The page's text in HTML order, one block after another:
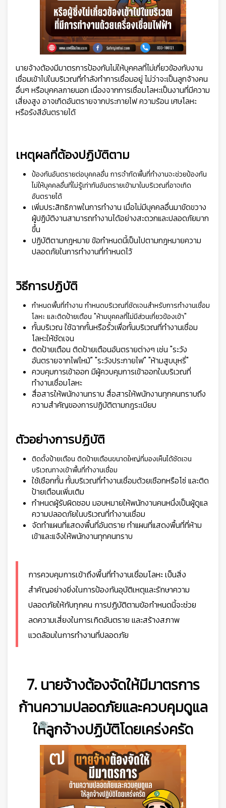
นายจ้างต้องมีมาตรการป้องกันไม่ให้บุคคลที่ไม่เกี่ยวข้องกับงาน
เชื่อมเข้าไปในบริเวณที่กำลังทำการเชื่อมอยู่ ไม่ว่าจะเป็นลูกจ้างคน
อื่นๆ หรือบุคคลภายนอก เนื่องจากการเชื่อมโลหะเป็นงานที่มีความ
เสี่ยงสูง อาจเกิดอันตรายจากประกายไฟ ความร้อน เศษโลหะ
หรือรังสีอันตรายได้
เหตุผลที่ต้องปฏิบัติตาม
ป้องกันอันตรายต่อบุคคลอื่น การจำกัดพื้นที่ทำงานจะช่วยป้องกัน
ไม่ให้บุคคลอื่นที่ไม่รู้เท่าทันอันตรายเข้ามาในบริเวณที่อาจเกิด
อันตรายได้
เพิ่มประสิทธิภาพในการทำงาน เมื่อไม่มีบุคคลอื่นมาขัดขวาง
ผู้ปฏิบัติงานสามารถทำงานได้อย่างสะดวกและปลอดภัยมาก
ขึ้น
ปฏิบัติตามกฎหมาย ข้อกำหนดนี้เป็นไปตามกฎหมายความ
ปลอดภัยในการทำงานที่กำหนดไว้
วิธีการปฏิบัติ
กำหนดพื้นที่ทำงาน กำหนดบริเวณที่ชัดเจนสำหรับการทำงานเชื่อม
โลหะ และติดป้ายเตือน "ห้ามบุคคลที่ไม่มีส่วนเกี่ยวข้องเข้า"
กั้นบริเวณ ใช้ฉากกั้นหรือรั้วเพื่อกั้นบริเวณที่ทำงานเชื่อม
โลหะให้ชัดเจน
ติดป้ายเตือน ติดป้ายเตือนอันตรายต่างๆ เช่น "ระวัง
อันตรายจากไฟไหม้" "ระวังประกายไฟ" "ห้ามสูบบุหรี่"
ควบคุมการเข้าออก มีผู้ควบคุมการเข้าออกในบริเวณที่
ทำงานเชื่อมโลหะ
สื่อสารให้พนักงานทราบ สื่อสารให้พนักงานทุกคนทราบถึง
ความสำคัญของการปฏิบัติตามกฎระเบียบ
ตัวอย่างการปฏิบัติ
ติดตั้งป้ายเตือน ติดป้ายเตือนขนาดใหญ่ที่มองเห็นได้ชัดเจน
บริเวณทางเข้าพื้นที่ทำงานเชื่อม
ใช้เชือกกั้น กั้นบริเวณที่ทำงานเชื่อมด้วยเชือกหรือโซ่ และติด
ป้ายเตือนเพิ่มเติม
กำหนดผู้รับผิดชอบ มอบหมายให้พนักงานคนหนึ่งเป็นผู้ดูแล
ความปลอดภัยในบริเวณที่ทำงานเชื่อม
จัดทำแผนที่แสดงพื้นที่อันตราย ทำแผนที่แสดงพื้นที่ที่ห้าม
เข้าและแจ้งให้พนักงานทุกคนทราบ
การควบคุมการเข้าถึงพื้นที่ทำงานเชื่อมโลหะ เป็นสิ่ง
สำคัญอย่างยิ่งในการป้องกันอุบัติเหตุและรักษาความ
ปลอดภัยให้กับทุกคน การปฏิบัติตามข้อกำหนดนี้จะช่วย
ลดความเสี่ยงในการเกิดอันตราย และสร้างสภาพ
แวดล้อมในการทำงานที่ปลอดภัย
7. นายจ้างต้องจัดให้มีมาตรการ
ก้านความปลอดภัยและควบคุมดูแล
ให้ลูกจ้างปฏิบัติโดยเคร่งครัด